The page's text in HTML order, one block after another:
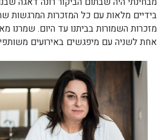
בידיים מלאות עם כל המזכרות המרגשות
מזכרות השמורות בביתנו עד היום. שמרנו
אחת לשניה עם מיפגשים באירועים